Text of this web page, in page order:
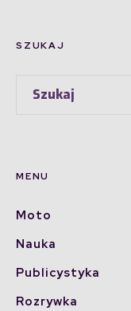
SZUKAJ
MENU
Moto
Nauka
Publicystyka
Rozrywka